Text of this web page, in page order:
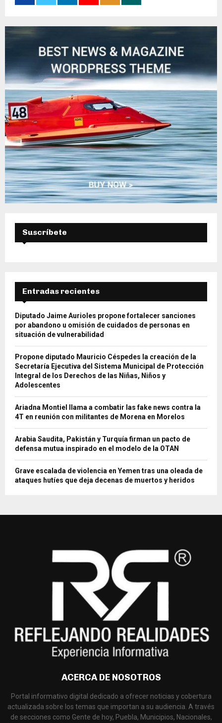
e
A
Suscríbete
Entradas recientes
Diputado Jaime Aurioles propone fortalecer sanciones
por abandono u omisión de cuidados de personas en
situación de vulnerabilidad
Propone diputado Mauricio Céspedes la creación de la
Secretaría Ejecutiva del Sistema Municipal de Protección
Integral de los Derechos de las Niñas, Niños y
Adolescentes
Ariadna Montiel llama a combatir las fake news contra la
4T en reunión con militantes de Morena en Morelos
Arabia Saudita, Pakistán y Turquía firman un pacto de
defensa mutua inspirado en el modelo de la OTAN
Grave escalada de violencia en Yemen tras una oleada de
ataques hutíes que deja decenas de muertos y heridos
ACERCA DE NOSOTROS
Portal informativo digital dedicado a ofrecer noticias y cobertura
actualizada sobre los temas que importan a su audiencia. A través
de secciones como Gente de hoy, Puebla, Municipios, Nacionales,